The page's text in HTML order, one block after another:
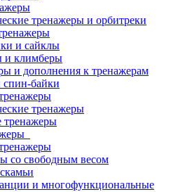
тренажеры и орбитреки
и сайклы
и климберы
и дополнения к тренажерам
байки
тренажеры
тренажеры
со свободным весом
и многофункциональные